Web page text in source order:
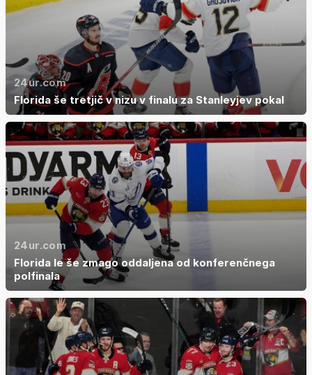
24ur.com
Florida še tretjič v nizu v finalu za Stanleyjev pokal
24ur.com
Florida le še zmago oddaljena od konferenčnega
polfinala